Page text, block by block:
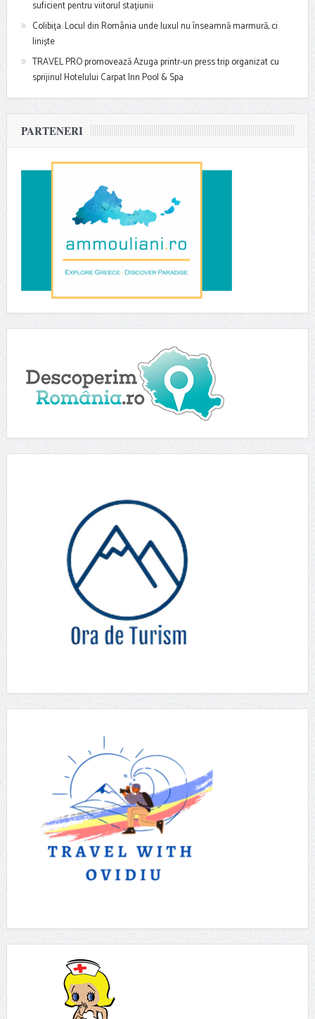
suficient pentru viitorul stațiunii
Colibița. Locul din România unde luxul nu înseamnă marmură, ci
liniște
TRAVEL PRO promovează Azuga printr-un press trip organizat cu
sprijinul Hotelului Carpat Inn Pool & Spa
PARTENERI